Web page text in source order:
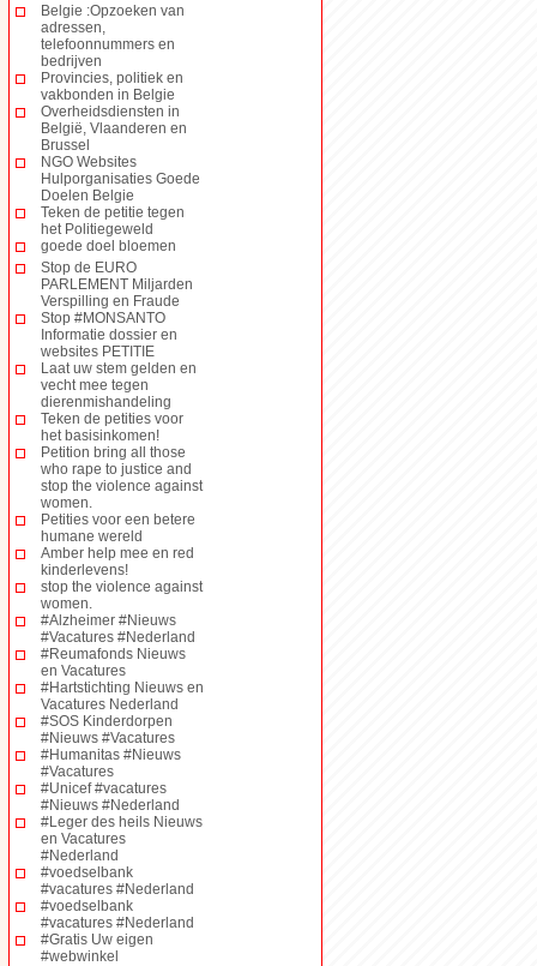
Belgie :Opzoeken van
adressen,
telefoonnummers en
bedrijven
Provincies, politiek en
vakbonden in Belgie
Overheidsdiensten in
België, Vlaanderen en
Brussel
NGO Websites
Hulporganisaties Goede
Doelen Belgie
Teken de petitie tegen
het Politiegeweld
goede doel bloemen
Stop de EURO
PARLEMENT Miljarden
Verspilling en Fraude
Stop #MONSANTO
Informatie dossier en
websites PETITIE
Laat uw stem gelden en
vecht mee tegen
dierenmishandeling
Teken de petities voor
het basisinkomen!
Petition bring all those
who rape to justice and
stop the violence against
women.
Petities voor een betere
humane wereld
Amber help mee en red
kinderlevens!
stop the violence against
women.
#Alzheimer #Nieuws
#Vacatures #Nederland
#Reumafonds Nieuws
en Vacatures
#Hartstichting Nieuws en
Vacatures Nederland
#SOS Kinderdorpen
#Nieuws #Vacatures
#Humanitas #Nieuws
#Vacatures
#Unicef #vacatures
#Nieuws #Nederland
#Leger des heils Nieuws
en Vacatures
#Nederland
#voedselbank
#vacatures #Nederland
#voedselbank
#vacatures #Nederland
#Gratis Uw eigen
#webwinkel